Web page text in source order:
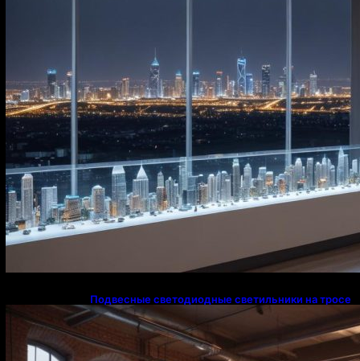
Подвесные светодиодные светильники на тросе